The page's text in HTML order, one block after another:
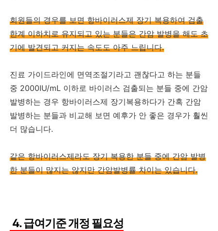
회원들의 경우를 보면 항바이러스제 장기 복용하여 검출
한계 이하치로 유지되고 있는 분들은 간암 발병을 해도 초
기에 발견되고 커지는 속도도 아주 느립니다.
진료 가이드라인에 면역조절기라고 괜찮다고 하는 분들
중 2000IU/mL 이하로 바이러스 검출되는 분들 중에 간암
발병하는 경우 항바이러스제 장기복용하다가 간혹 간암
발병하는 분들과 비교해 보면 예후가 안 좋은 경우가 훨씬
더 많습니다.
같은 항바이러스제라도 장기 복용한 분들 중에 간암 발병
한 분들이 많지는 않지만 간암발병률 차이는 있습니다.
4. 급여기준 개정 필요성